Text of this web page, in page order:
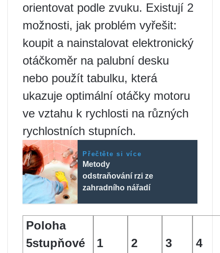
orientovat podle zvuku. Existují 2
možnosti, jak problém vyřešit:
koupit a nainstalovat elektronický
otáčkoměr na palubní desku
nebo použít tabulku, která
ukazuje optimální otáčky motoru
ve vztahu k rychlosti na různých
rychlostních stupních.
Přečtěte si více
Metody
odstraňování rzi ze
zahradního nářadí
Poloha
5stupňové
1 2 3 4